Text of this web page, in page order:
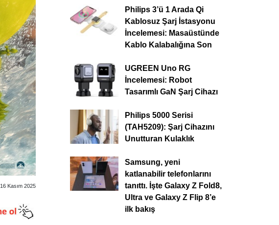
16 Kasım 2025
Philips 3’ü 1 Arada Qi
Kablosuz Şarj İstasyonu
İncelemesi: Masaüstünde
Kablo Kalabalığına Son
UGREEN Uno RG
İncelemesi: Robot
Tasarımlı GaN Şarj Cihazı
Philips 5000 Serisi
(TAH5209): Şarj Cihazını
Unutturan Kulaklık
Samsung, yeni
katlanabilir telefonlarını
tanıttı. İşte Galaxy Z Fold8,
Ultra ve Galaxy Z Flip 8’e
ilk bakış